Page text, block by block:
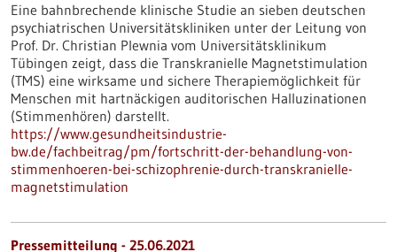
Eine bahnbrechende klinische Studie an sieben deutschen
psychiatrischen Universitätskliniken unter der Leitung von
Prof. Dr. Christian Plewnia vom Universitätsklinikum
Tübingen zeigt, dass die Transkranielle Magnetstimulation
(TMS) eine wirksame und sichere Therapiemöglichkeit für
Menschen mit hartnäckigen auditorischen Halluzinationen
(Stimmenhören) darstellt.
https://www.gesundheitsindustrie-
bw.de/fachbeitrag/pm/fortschritt-der-behandlung-von-
stimmenhoeren-bei-schizophrenie-durch-transkranielle-
magnetstimulation
Pressemitteilung - 25.06.2021